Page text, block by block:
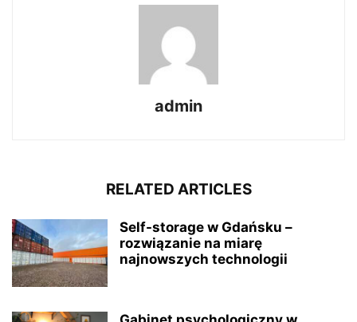
admin
RELATED ARTICLES
Self-storage w Gdańsku –
rozwiązanie na miarę
najnowszych technologii